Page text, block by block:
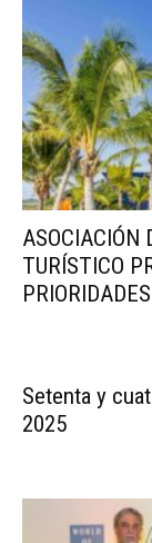
ASOCIACIÓN
TURÍSTICO
Setenta y
2025